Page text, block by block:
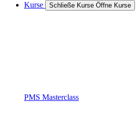
Kurse
Schließe Kurse Öffne Kurse
PMS Masterclass